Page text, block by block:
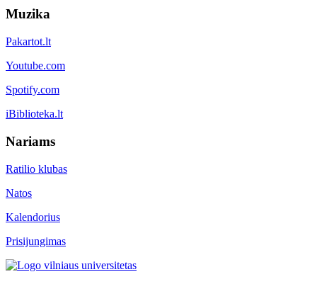
Muzika
Pakartot.lt
Youtube.com
Spotify.com
iBiblioteka.lt
Nariams
Ratilio klubas
Natos
Kalendorius
Prisijungimas